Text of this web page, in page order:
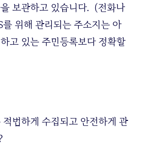
보관하고 있습니다. (전화나
를 위해 관리되는 주소지는 아
고 있는 주민등록보다 정확할
법하게 수집되고 안전하게 관